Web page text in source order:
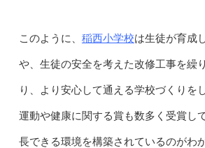
このように、 稲西小学校は生徒が育成
や、生徒の安全を考えた改修工事を繰
り、より安心して通える学校づくりを
運動や健康に関する賞も数多く受賞し
長できる環境を構築されているのがわ